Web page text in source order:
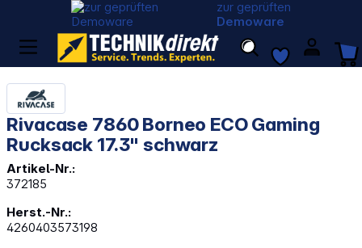
zur geprüften
Demoware
Rivacase 7860 Borneo ECO Gaming
Rucksack 17.3" schwarz
Artikel-Nr.:
372185
Herst.-Nr.:
4260403573198